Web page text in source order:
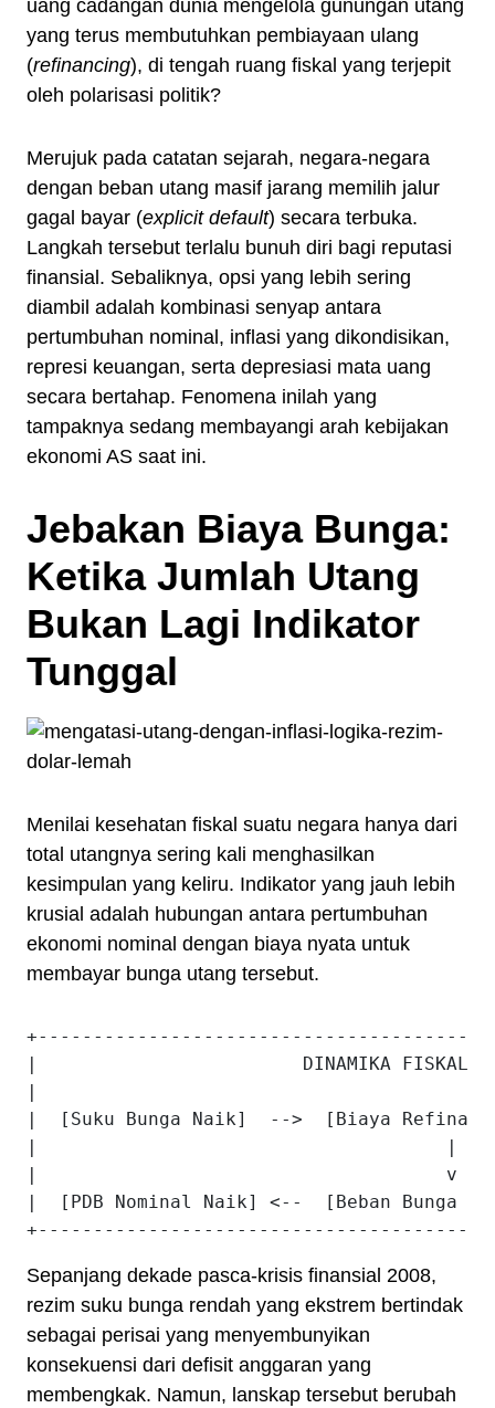
uang cadangan dunia mengelola gunungan utang
yang terus membutuhkan pembiayaan ulang
(refinancing), di tengah ruang fiskal yang terjepit
oleh polarisasi politik?
Merujuk pada catatan sejarah, negara-negara
dengan beban utang masif jarang memilih jalur
gagal bayar (explicit default) secara terbuka.
Langkah tersebut terlalu bunuh diri bagi reputasi
finansial. Sebaliknya, opsi yang lebih sering
diambil adalah kombinasi senyap antara
pertumbuhan nominal, inflasi yang dikondisikan,
represi keuangan, serta depresiasi mata uang
secara bertahap. Fenomena inilah yang
tampaknya sedang membayangi arah kebijakan
ekonomi AS saat ini.
Jebakan Biaya Bunga:
Ketika Jumlah Utang
Bukan Lagi Indikator
Tunggal
Menilai kesehatan fiskal suatu negara hanya dari
total utangnya sering kali menghasilkan
kesimpulan yang keliru. Indikator yang jauh lebih
krusial adalah hubungan antara pertumbuhan
ekonomi nominal dengan biaya nyata untuk
membayar bunga utang tersebut.
|                        DINAMIKA
|  [Suku Bunga Naik]  -->  [Biaya
|                                     v
|  [PDB Nominal Naik] <--  [Beban Bunga
Sepanjang dekade pasca-krisis finansial 2008,
rezim suku bunga rendah yang ekstrem bertindak
sebagai perisai yang menyembunyikan
konsekuensi dari defisit anggaran yang
membengkak. Namun, lanskap tersebut berubah